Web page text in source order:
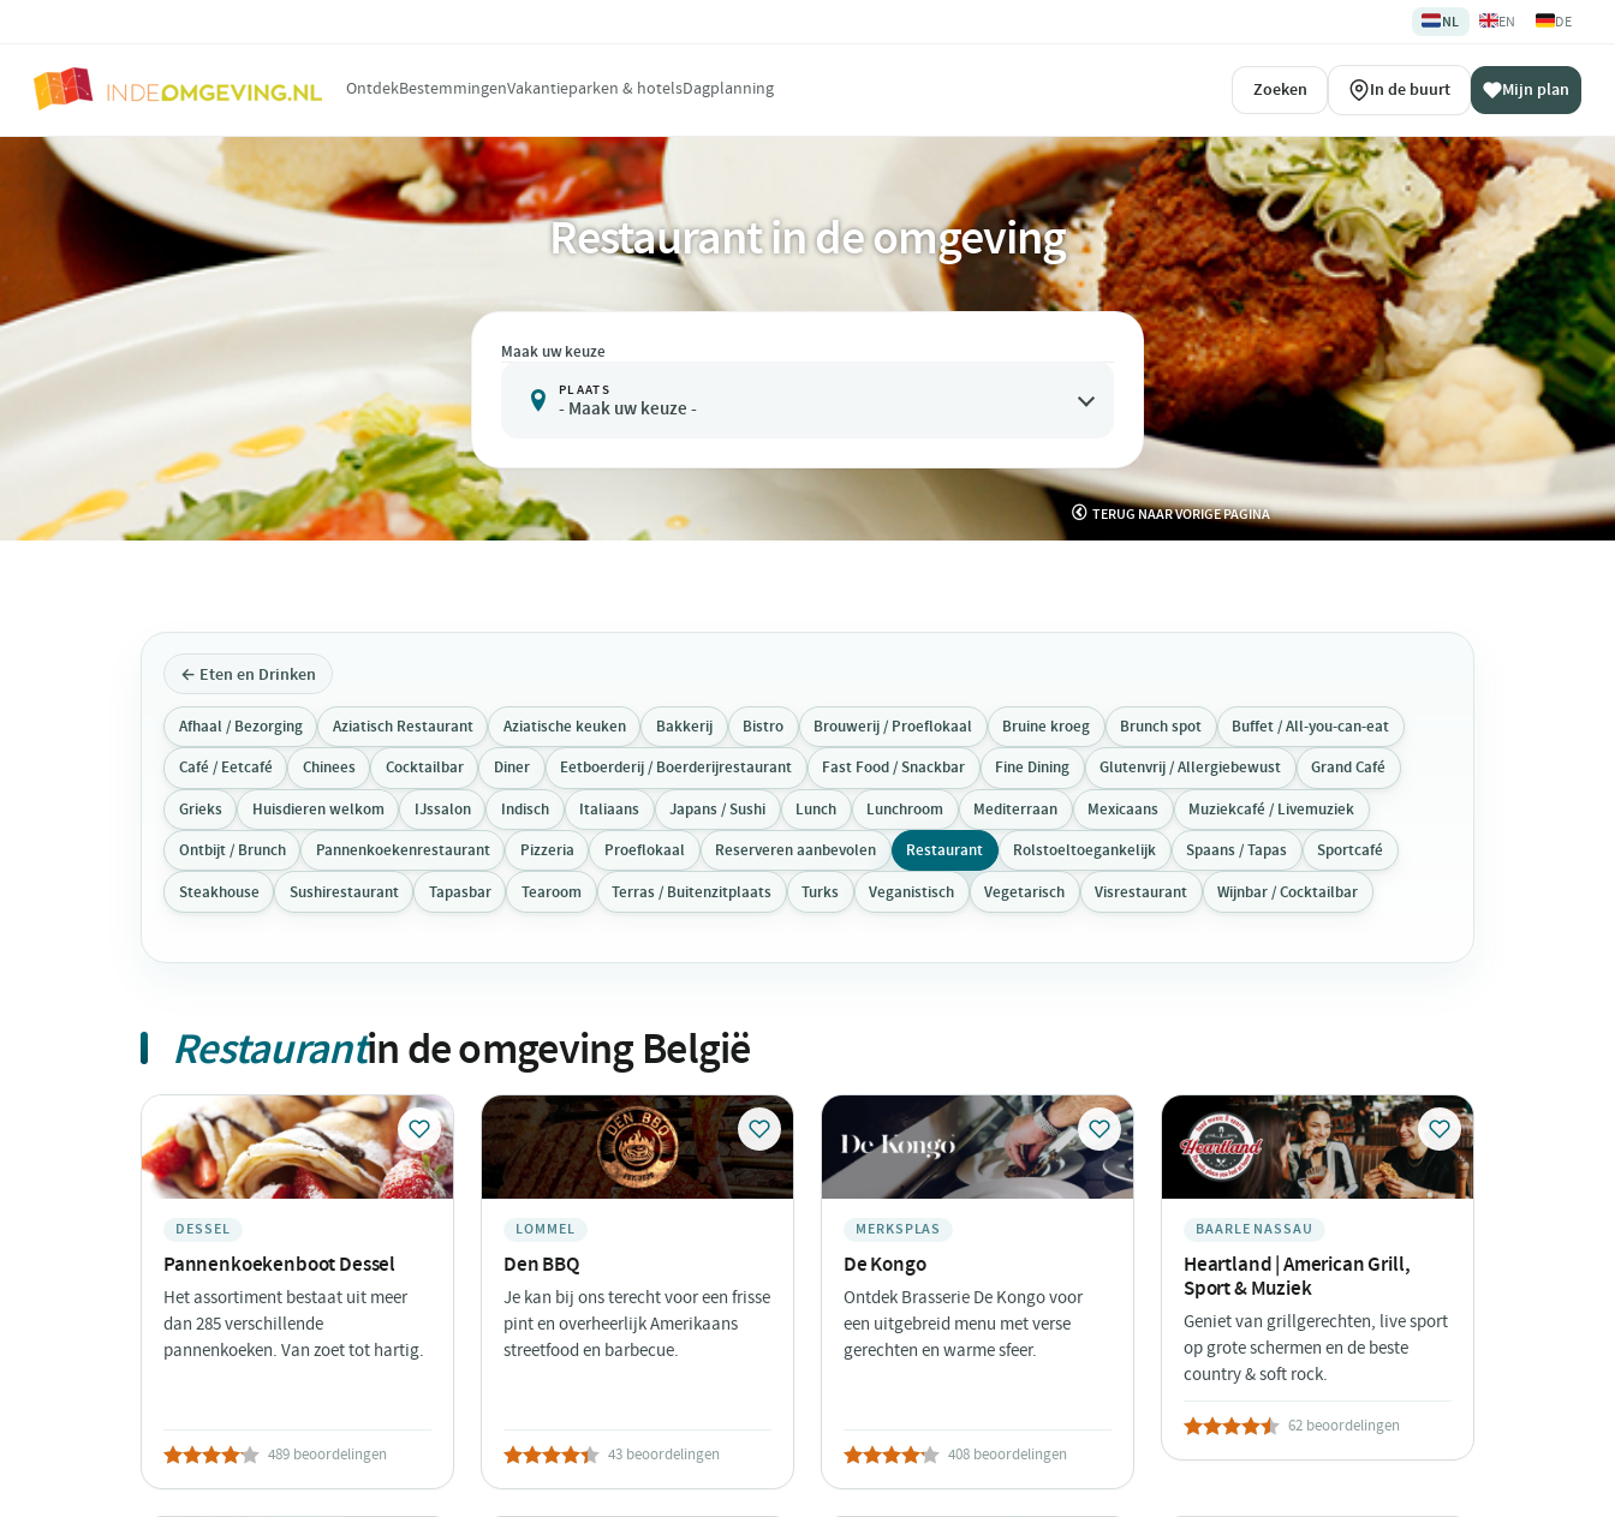
🇳🇱NL 🇬🇧EN 🇩🇪DE
OntdekBestemmingenVakantieparken & hotelsDagplanning Zoeken In de buurt Mijn plan
Restaurant in de omgeving
Maak uw keuze
 PLAATS
- Maak uw keuze -
TERUG NAAR VORIGE PAGINA
← Eten en Drinken
Afhaal / Bezorging Aziatisch Restaurant Aziatische keuken Bakkerij Bistro Brouwerij / Proeflokaal Bruine kroeg Brunch spot Buffet / All-you-can-eat
Café / Eetcafé Chinees Cocktailbar Diner Eetboerderij / Boerderijrestaurant Fast Food / Snackbar Fine Dining Glutenvrij / Allergiebewust Grand Café
Grieks Huisdieren welkom IJssalon Indisch Italiaans Japans / Sushi Lunch Lunchroom Mediterraan Mexicaans Muziekcafé / Livemuziek
Ontbijt / Brunch Pannenkoekenrestaurant Pizzeria Proeflokaal Reserveren aanbevolen Restaurant Rolstoeltoegankelijk Spaans / Tapas Sportcafé
Steakhouse Sushirestaurant Tapasbar Tearoom Terras / Buitenzitplaats Turks Veganistisch Vegetarisch Visrestaurant Wijnbar / Cocktailbar
Restaurantin de omgeving België
DESSEL
Pannenkoekenboot Dessel
Het assortiment bestaat uit meer
dan 285 verschillende
pannenkoeken. Van zoet tot hartig.
489 beoordelingen
LOMMEL
Den BBQ
Je kan bij ons terecht voor een frisse
pint en overheerlijk Amerikaans
streetfood en barbecue.
43 beoordelingen
MERKSPLAS
De Kongo
Ontdek Brasserie De Kongo voor
een uitgebreid menu met verse
gerechten en warme sfeer.
408 beoordelingen
BAARLE NASSAU
Heartland | American Grill,
Sport & Muziek
Geniet van grillgerechten, live sport
op grote schermen en de beste
country & soft rock.
62 beoordelingen